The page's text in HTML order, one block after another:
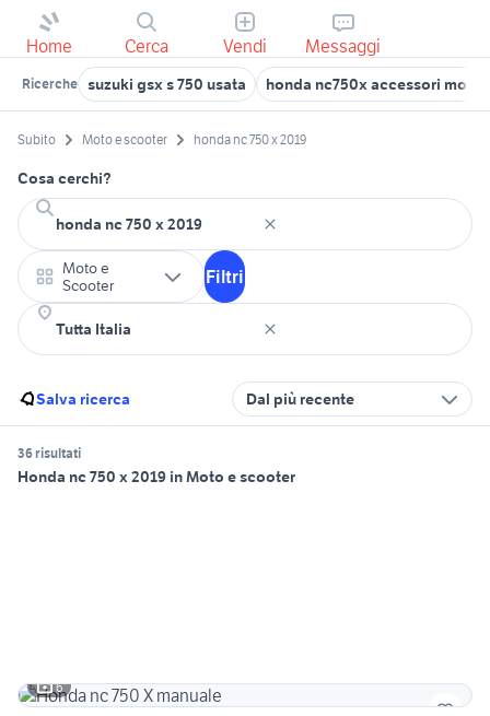
Home Cerca Vendi Messaggi
Ricerche suzuki gsx s 750 usata honda nc750x accessori moto
Subito Moto e scooter honda nc 750 x 2019
Cosa cerchi?
Moto e
Scooter
Filtri
Salva ricerca Dal più recente
36 risultati
Honda nc 750 x 2019 in Moto e scooter
6